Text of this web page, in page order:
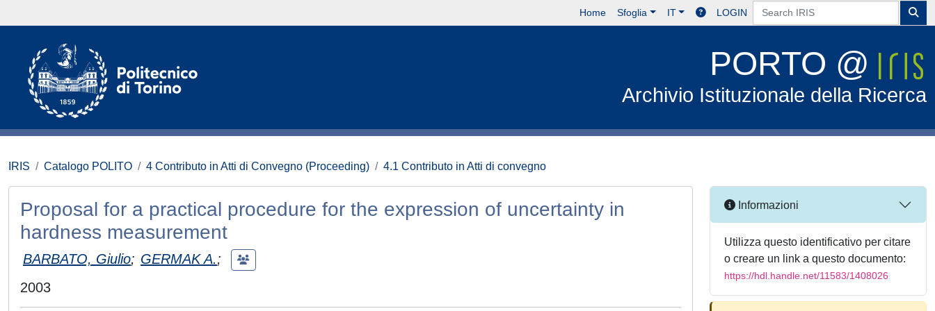
Home Sfoglia IT LOGIN
PORTO @
Archivio Istituzionale della Ricerca
IRIS Catalogo POLITO 4 Contributo in Atti di Convegno (Proceeding) 4.1 Contributo in Atti di convegno
Proposal for a practical procedure for the expression of uncertainty in
hardness measurement
BARBATO, Giulio; GERMAK A.;
2003
Informazioni
Utilizza questo identificativo per citare
o creare un link a questo documento:
https://hdl.handle.net/11583/1408026